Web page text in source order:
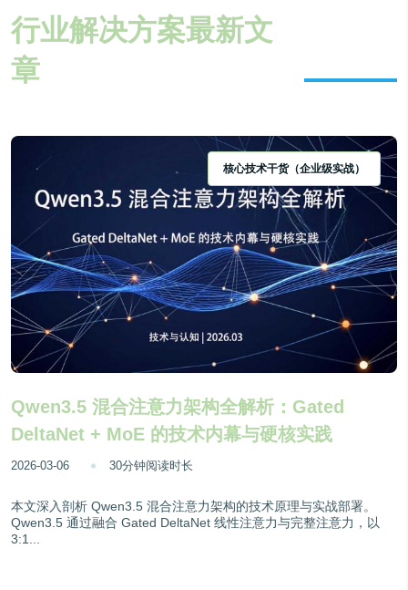
行业解决方案最新文
章
核心技术干货（企业级实战）
Qwen3.5 混合注意力架构全解析：Gated
DeltaNet + MoE 的技术内幕与硬核实践
2026-03-06 30分钟阅读时长
本文深入剖析 Qwen3.5 混合注意力架构的技术原理与实战部署。
Qwen3.5 通过融合 Gated DeltaNet 线性注意力与完整注意力，以
3:1...